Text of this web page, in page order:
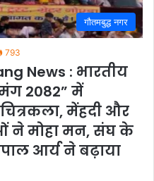
गौतमबुद्ध नगर
793
News : भारतीय
2082” में
मेंहदी और
ने मोहा मन, संघ के
आर्य ने बढ़ाया